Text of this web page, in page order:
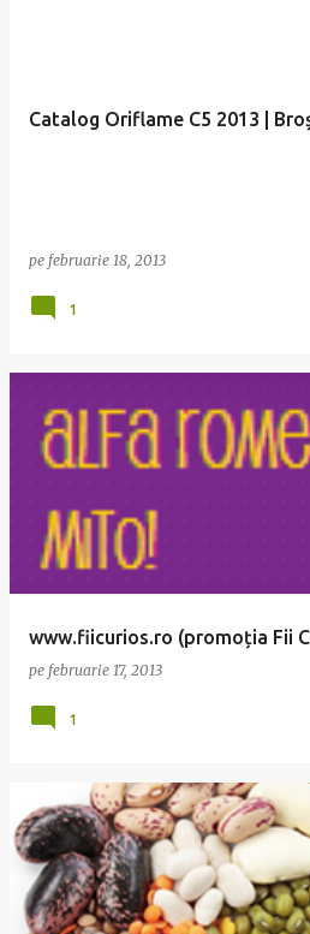
Catalog Oriflame C5 2013 |
pe februarie 18, 2013
1
www.fiicurios.ro (promoția Fii
pe februarie 17, 2013
1